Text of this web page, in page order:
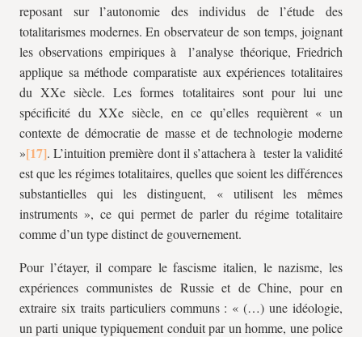
reposant sur l’autonomie des individus de l’étude des
totalitarismes modernes. En observateur de son temps, joignant
les observations empiriques à l’analyse théorique, Friedrich
applique sa méthode comparatiste aux expériences totalitaires
du XXe siècle. Les formes totalitaires sont pour lui une
spécificité du XXe siècle, en ce qu’elles requièrent « un
contexte de démocratie de masse et de technologie moderne
»
. L’intuition première dont il s’attachera à tester la validité
est que les régimes totalitaires, quelles que soient les différences
substantielles qui les distinguent, « utilisent les mêmes
instruments », ce qui permet de parler du régime totalitaire
comme d’un type distinct de gouvernement.
Pour l’étayer, il compare le fascisme italien, le nazisme, les
expériences communistes de Russie et de Chine, pour en
extraire six traits particuliers communs : « (…) une idéologie,
un parti unique typiquement conduit par un homme, une police